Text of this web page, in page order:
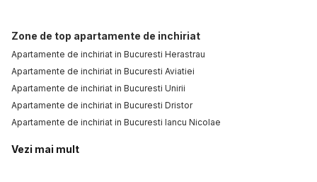
Zone de top apartamente de inchiriat
Apartamente de inchiriat in Bucuresti Herastrau
Apartamente de inchiriat in Bucuresti Aviatiei
Apartamente de inchiriat in Bucuresti Unirii
Apartamente de inchiriat in Bucuresti Dristor
Apartamente de inchiriat in Bucuresti Iancu Nicolae
Vezi mai mult